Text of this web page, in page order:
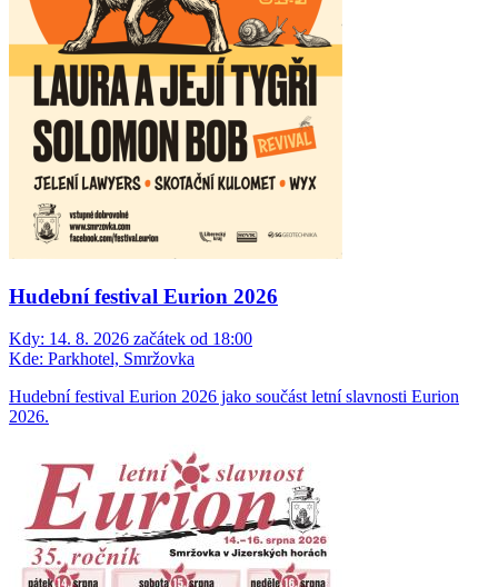
Hudební festival Eurion 2026
Kdy: 14. 8. 2026 začátek od 18:00
Kde: Parkhotel, Smržovka
Hudební festival Eurion 2026 jako součást letní slavnosti Eurion
2026.